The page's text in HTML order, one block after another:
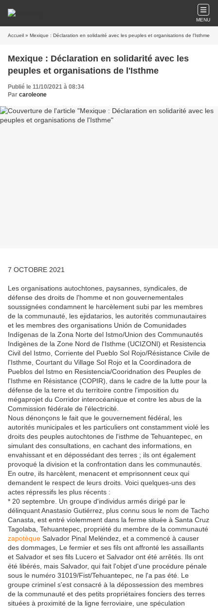
MENU
Accueil » Mexique : Déclaration en solidarité avec les peuples et organisations de l'Isthme
Mexique : Déclaration en solidarité avec les
peuples et organisations de l'Isthme
Publié le 11/10/2021 à 08:34
Par caroleone
7 OCTOBRE 2021
Les organisations autochtones, paysannes, syndicales, de
défense des droits de l'homme et non gouvernementales
soussignées condamnent le harcèlement subi par les membres
de la communauté, les ejidatarios, les autorités communautaires
et les membres des organisations Unión de Comunidades
Indígenas de la Zona Norte del Istmo/Union des Communautés
Indigènes de la Zone Nord de l'Isthme (UCIZONI) et Resistencia
Civil del Istmo, Corriente del Pueblo Sol Rojo/Résistance Civile de
l'Isthme, Courtant du Village Sol Rojo et la Coordinadora de
Pueblos del Istmo en Resistencia/Cooridnation des Peuples de
l'Isthme en Résistance (COPIR), dans le cadre de la lutte pour la
défense de la terre et du territoire contre l'imposition du
mégaprojet du Corridor interocéanique et contre les abus de la
Commission fédérale de l'électricité.
Nous dénonçons le fait que le gouvernement fédéral, les
autorités municipales et les particuliers ont constamment violé les
droits des peuples autochtones de l'isthme de Tehuantepec, en
simulant des consultations, en cachant des informations, en
envahissant et en dépossédant des terres ; ils ont également
provoqué la division et la confrontation dans les communautés.
En outre, ils harcèlent, menacent et emprisonnent ceux qui
demandent le respect de leurs droits. Voici quelques-uns des
actes répressifs les plus récents :
* 20 septembre. Un groupe d'individus armés dirigé par le
délinquant Anastasio Gutiérrez, plus connu sous le nom de Tacho
Canasta, est entré violemment dans la ferme située à Santa Cruz
Tagolaba, Tehuantepec, propriété du membre de la communauté
zapotèque Salvador Pinal Meléndez, et a commencé à causer
des dommages, Le fermier et ses fils ont affronté les assaillants
et Salvador et ses fils Lucero et Salvador ont été arrêtés. Ils ont
été libérés, mais Salvador, qui fait l'objet d'une procédure pénale
sous le numéro 31019/Fist/Tehuantepec, ne l'a pas été. Le
groupe criminel s'est consacré à la dépossession des membres
de la communauté et des petits propriétaires fonciers des terres
situées à proximité de la ligne ferroviaire, une spéculation